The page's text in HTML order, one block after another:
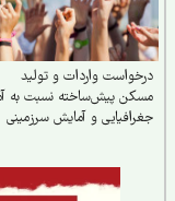
واردات و تولید
پیش‌ساخته نسبت به آمار
و آمایش سرزمینی